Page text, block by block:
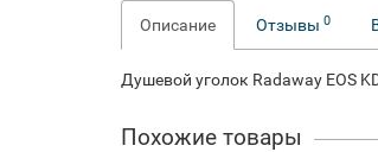
Описание Отзывы 0
Душевой уголок Radaway EOS
Похожие товары